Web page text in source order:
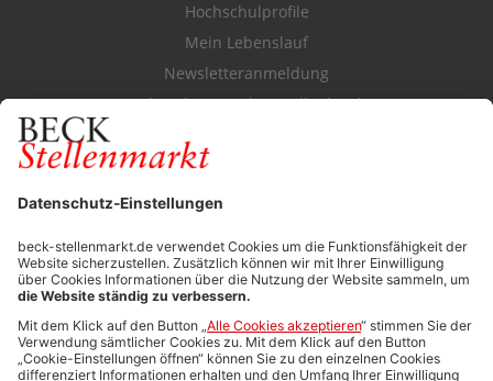
Hochschulprofile
Mein Lebenslauf
Newsletteranmeldung
Durchsuchen Sie den Stellenkatalog
FÜR ARBEITGEBER
Stellenmarktpreise
Anzeigen-AGB
Media-Daten
Newsletteranmeldung
Produktübersicht